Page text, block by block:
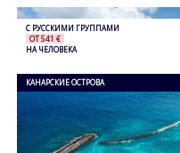
С РУССКИМИ ГРУППАМИ
ОТ 541 €
НА ЧЕЛОВЕКА
КАНАРСКИЕ ОСТРОВА